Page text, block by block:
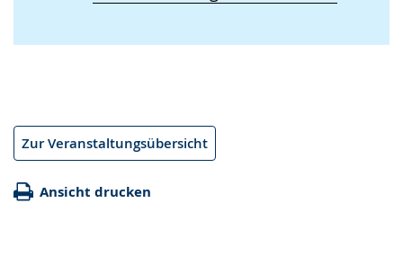
Zur Veranstaltungsübersicht
Ansicht drucken